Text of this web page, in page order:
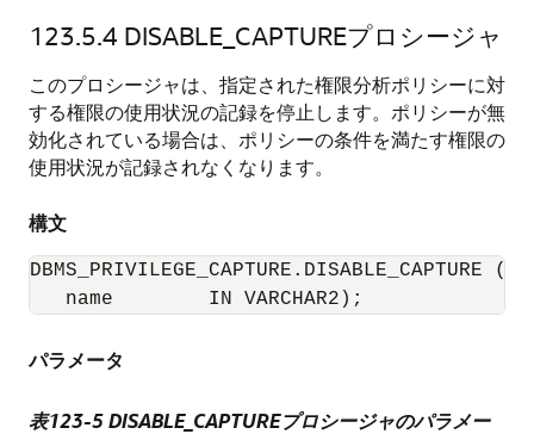
123.5.4 DISABLE_CAPTUREプロシージャ
このプロシージャは、指定された権限分析ポリシーに対
する権限の使用状況の記録を停止します。ポリシーが無
効化されている場合は、ポリシーの条件を満たす権限の
使用状況が記録されなくなります。
構文
DBMS_PRIVILEGE_CAPTURE.DISABLE_CAPTURE (
   name        IN VARCHAR2);
パラメータ
表123-5 DISABLE_CAPTUREプロシージャのパラメー